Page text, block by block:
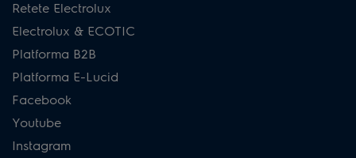
Retete Electrolux
Electrolux & ECOTIC
Platforma B2B
Platforma E-Lucid
Facebook
Youtube
Instagram